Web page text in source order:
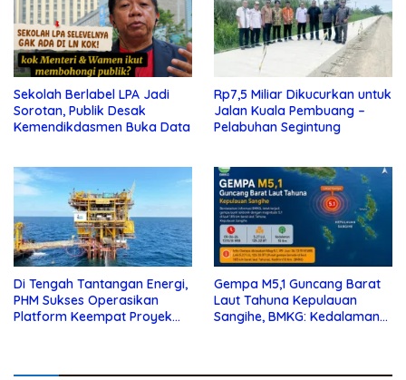
Sekolah Berlabel LPA Jadi
Sorotan, Publik Desak
Kemendikdasmen Buka Data
Rp7,5 Miliar Dikucurkan untuk
Jalan Kuala Pembuang –
Pelabuhan Segintung
Di Tengah Tantangan Energi,
PHM Sukses Operasikan
Platform Keempat Proyek
Gempa M5,1 Guncang Barat
Laut Tahuna Kepulauan
Sangihe, BMKG: Kedalaman